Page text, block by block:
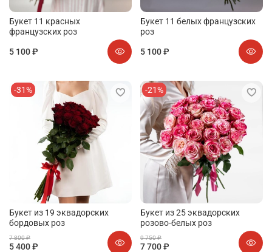
Букет 11 красных
французских роз
5 100 ₽
Букет 11 белых французских
роз
5 100 ₽
-31%
Букет из 19 эквадорских
бордовых роз
7 800 ₽
5 400 ₽
-21%
Букет из 25 эквадорских
розово-белых роз
9 750 ₽
7 700 ₽